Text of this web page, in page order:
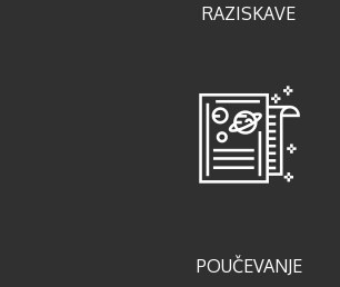
RAZISKAVE
POUČEVANJE